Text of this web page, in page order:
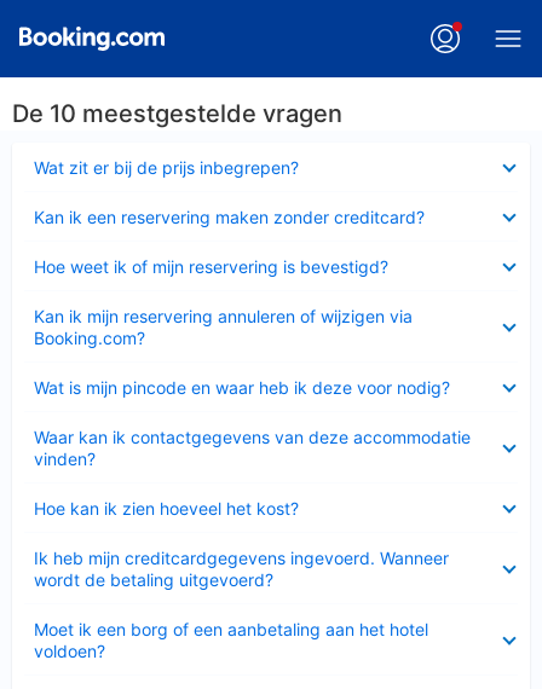
De 10 meestgestelde vragen
Wat zit er bij de prijs inbegrepen?
Kan ik een reservering maken zonder creditcard?
Hoe weet ik of mijn reservering is bevestigd?
Kan ik mijn reservering annuleren of wijzigen via
Booking.com?
Wat is mijn pincode en waar heb ik deze voor nodig?
Waar kan ik contactgegevens van deze accommodatie
vinden?
Hoe kan ik zien hoeveel het kost?
Ik heb mijn creditcardgegevens ingevoerd. Wanneer
wordt de betaling uitgevoerd?
Moet ik een borg of een aanbetaling aan het hotel
voldoen?